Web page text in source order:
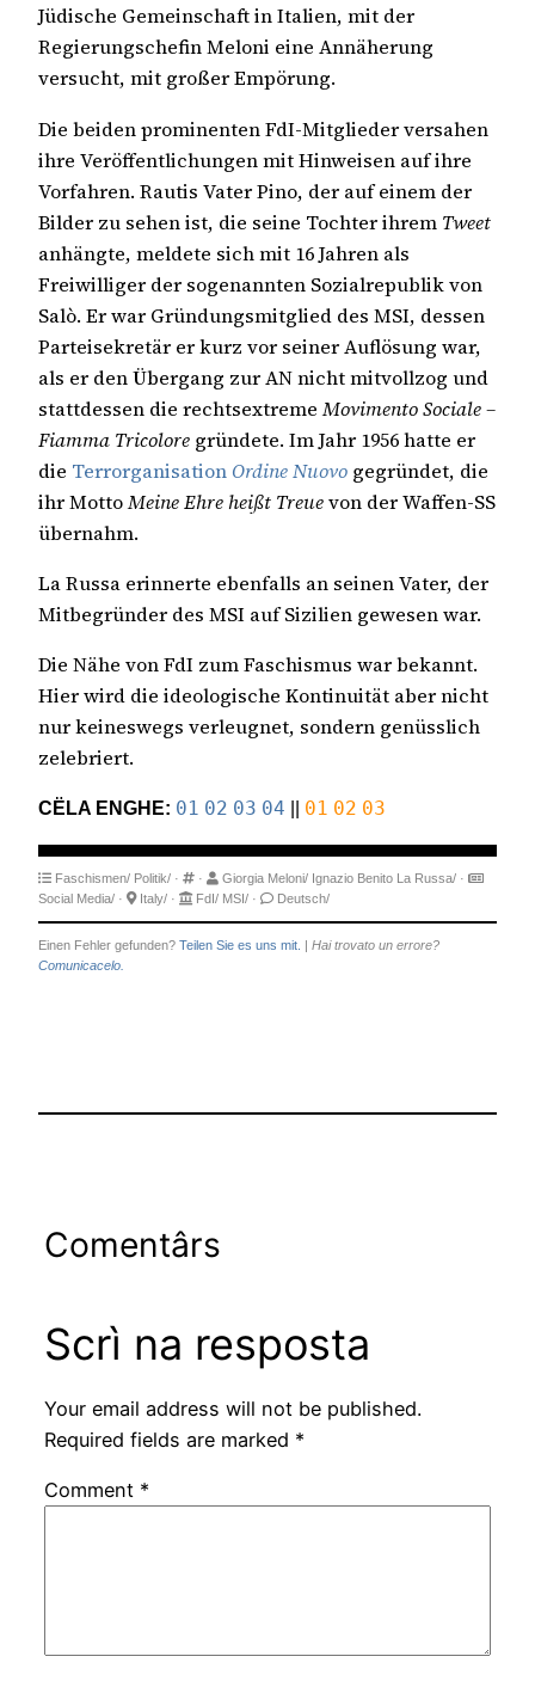
Jüdische Gemeinschaft in Italien, mit der
Regierungschefin Meloni eine Annäherung
versucht, mit großer Empörung.
Die beiden prominenten FdI-Mitglieder versahen
ihre Veröffentlichungen mit Hinweisen auf ihre
Vorfahren. Rautis Vater Pino, der auf einem der
Bilder zu sehen ist, die seine Tochter ihrem Tweet
anhängte, meldete sich mit 16 Jahren als
Freiwilliger der sogenannten Sozialrepublik von
Salò. Er war Gründungsmitglied des MSI, dessen
Parteisekretär er kurz vor seiner Auflösung war,
als er den Übergang zur AN nicht mitvollzog und
stattdessen die rechtsextremeMovimento Sociale –
Fiamma Tricolore gründete. Im Jahr 1956 hatte er
die Terrorganisation Ordine Nuovo gegründet, die
ihr MottoMeine Ehre heißt Treuevon der Waffen-SS
übernahm.
La Russa erinnerte ebenfalls an seinen Vater, der
Mitbegründer des MSI auf Sizilien gewesen war.
Die Nähe von FdI zum Faschismus war bekannt.
Hier wird die ideologische Kontinuität aber nicht
nur keineswegs verleugnet, sondern genüsslich
zelebriert.
CËLA ENGHE: 01 02 03 04 01 02 03
Faschismen/ Politik/ · · Giorgia Meloni/ Ignazio Benito La Russa/ ·
Social Media/ · Italy/ · FdI/ MSI/ · Deutsch/
Einen Fehler gefunden? Teilen Sie es uns mit. | Hai trovato un errore?
Comunicacelo.
Comentârs
Scrì na resposta
Your email address will not be published.
Required fields are marked *
Comment *